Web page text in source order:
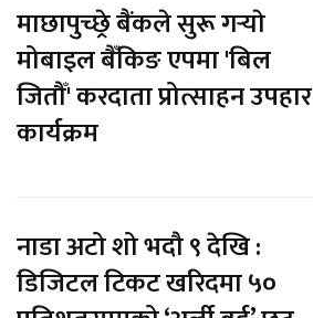
माछापुच्छ्रे बैंकले सुरू गर्‍याे
मोबाइल बैँकिङ एपमा 'बिल
जितौँ' करदाता प्रोत्साहन उपहार
कार्यक्रम
नाडा अटो शो भदौ ९ देखि :
डिजिटल टिकट खरिदमा ५०